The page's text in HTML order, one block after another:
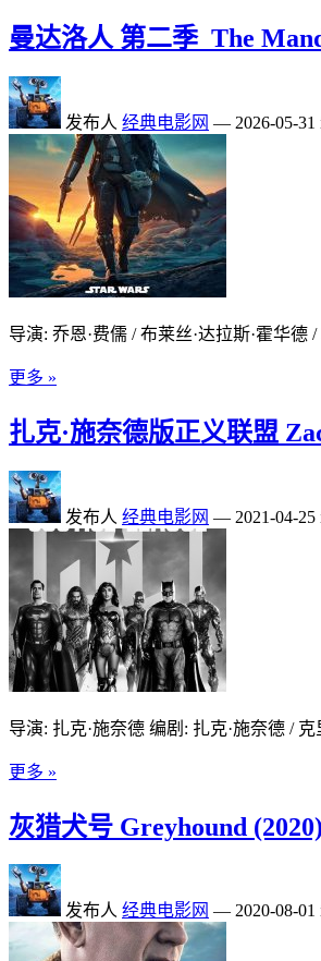
曼达洛人 第二季_The
发布人 经典电影网 — 2026-05-31
导演: 乔恩·费儒 / 布莱丝·达拉斯·霍华
更多 »
扎克·施奈德版正义联盟
发布人 经典电影网 — 2021-04-25
导演: 扎克·施奈德 编剧: 扎克·施奈德 /
更多 »
灰猎犬号 Greyhound
发布人 经典电影网 — 2020-08-01